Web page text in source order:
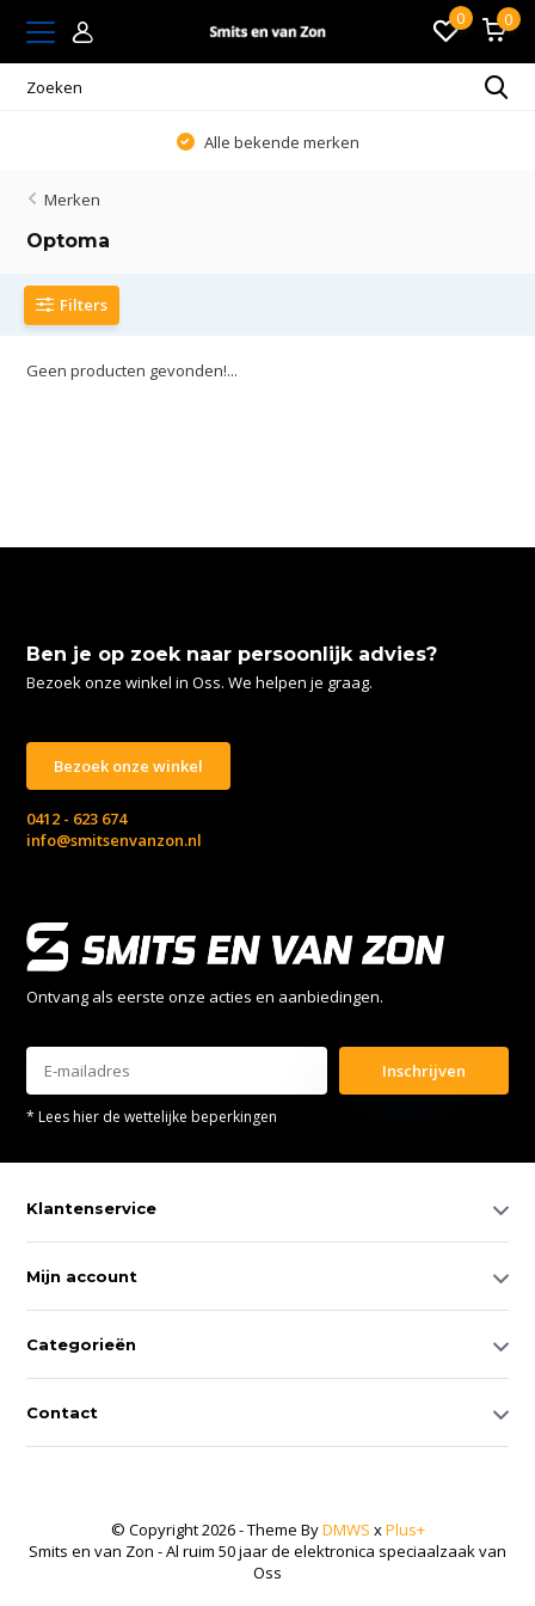
0 0
Alle bekende merken
Merken
Optoma
Filters
Geen producten gevonden!...
Ben je op zoek naar persoonlijk advies?
Bezoek onze winkel in Oss. We helpen je graag.
Bezoek onze winkel
0412 - 623 674
info@smitsenvanzon.nl
Ontvang als eerste onze acties en aanbiedingen.
Inschrijven
* Lees hier de wettelijke beperkingen
Klantenservice
Mijn account
Categorieën
Contact
© Copyright 2026 - Theme ByDMWS xPlus+
Smits en van Zon - Al ruim 50 jaar de elektronica speciaalzaak van
Oss